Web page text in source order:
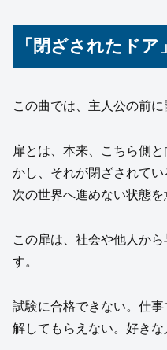
「閉ざされたド
この曲では、主人公の前に
扉とは、本来、こちら側
かし、それが閉ざされて
次の世界へ進めない状態を
この扉は、社会や他人か
す。
試験に合格できない。仕
解してもらえない。好きな